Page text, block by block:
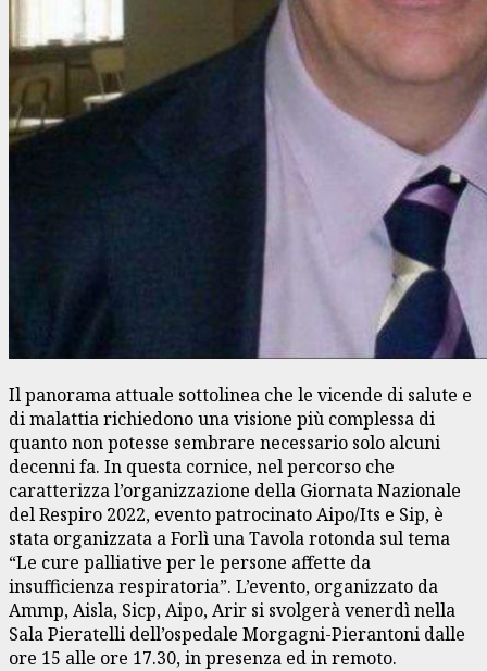
Il panorama attuale sottolinea che le vicende di salute e
di malattia richiedono una visione più complessa di
quanto non potesse sembrare necessario solo alcuni
decenni fa. In questa cornice, nel percorso che
caratterizza l’organizzazione della Giornata Nazionale
del Respiro 2022, evento patrocinato Aipo/Its e Sip, è
stata organizzata a Forlì una Tavola rotonda sul tema
“Le cure palliative per le persone affette da
insufficienza respiratoria”. L’evento, organizzato da
Ammp, Aisla, Sicp, Aipo, Arir si svolgerà venerdì nella
Sala Pieratelli dell’ospedale Morgagni-Pierantoni dalle
ore 15 alle ore 17.30, in presenza ed in remoto.